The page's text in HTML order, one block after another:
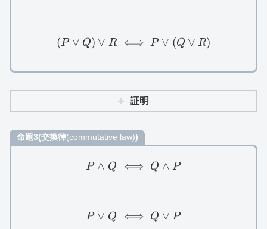
(P\lor Q)\lor R\iff P\lor
(P ∨ Q) ∨ R ⟺ P ∨ (Q ∨ R)
証明
命題3(交換律(commutative law))
P\land Q\iff Q\land P
P ∧ Q ⟺ Q ∧ P
P\lor Q\iff Q\lor P
P ∨ Q ⟺ Q ∨ P